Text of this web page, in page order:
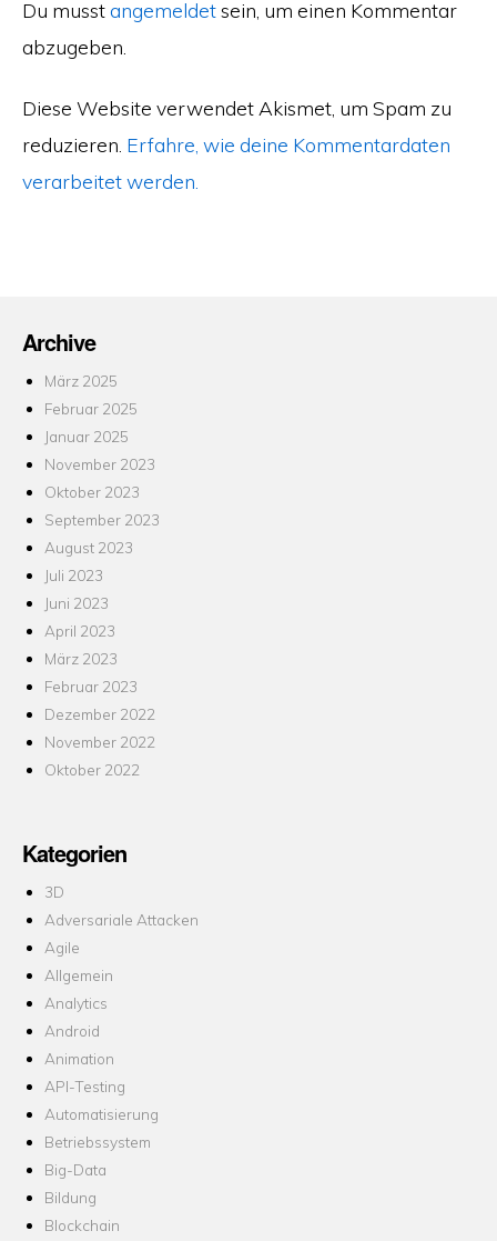
Du musstangemeldetsein, um einen Kommentar
abzugeben.
Diese Website verwendet Akismet, um Spam zu
reduzieren. Erfahre, wie deine Kommentardaten
verarbeitet werden.
Archive
März 2025
Februar 2025
Januar 2025
November 2023
Oktober 2023
September 2023
August 2023
Juli 2023
Juni 2023
April 2023
März 2023
Februar 2023
Dezember 2022
November 2022
Oktober 2022
Kategorien
3D
Adversariale Attacken
Agile
Allgemein
Analytics
Android
Animation
API-Testing
Automatisierung
Betriebssystem
Big-Data
Bildung
Blockchain